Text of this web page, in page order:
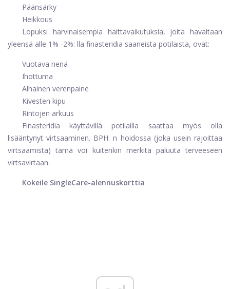
Päänsärky
Heikkous
Lopuksi harvinaisempia haittavaikutuksia, joita havaitaan
yleensä alle 1% -2%: lla finasteridia saaneista potilaista, ovat:
Vuotava nenä
Ihottuma
Alhainen verenpaine
Kivesten kipu
Rintojen arkuus
Finasteridia käyttävillä potilailla saattaa myös olla
lisääntynyt virtsaaminen. BPH: n hoidossa (joka usein rajoittaa
virtsaamista) tämä voi kuitenkin merkitä paluuta terveeseen
virtsavirtaan.
Kokeile SingleCare-alennuskorttia